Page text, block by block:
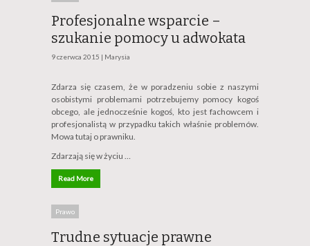
Profesjonalne wsparcie –
szukanie pomocy u adwokata
9 czerwca 2015 | Marysia
Zdarza się czasem, że w poradzeniu sobie z naszymi
osobistymi problemami potrzebujemy pomocy kogoś
obcego, ale jednocześnie kogoś, kto jest fachowcem i
profesjonalistą w przypadku takich właśnie problemów.
Mowa tutaj o prawniku.
Zdarzają się w życiu …
Read More
Prawo
Trudne sytuacje prawne